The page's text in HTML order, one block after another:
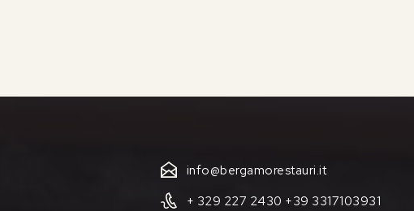
info@bergamorestauri.it
+ 329 227 2430 +39 3317103931